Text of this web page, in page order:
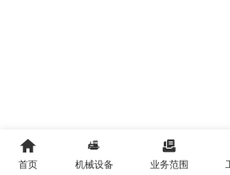

首页

机械设备

业务范围